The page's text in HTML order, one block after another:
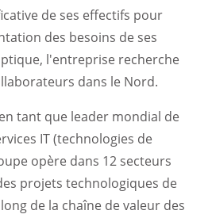
de ses effectifs pour
des besoins de ses
l'entreprise recherche
dans le Nord.
tant que leader mondial de
IT (technologies de
opère dans 12 secteurs
projets technologiques de
de la chaîne de valeur des